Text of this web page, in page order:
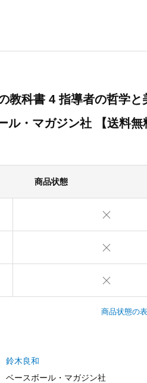
教科書 4 指導者の哲学と
ル・マガジン社 【送料無
商品状態
商品状態の
鈴木良和
ベースボール・マガジン社